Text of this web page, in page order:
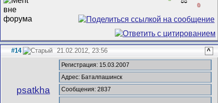
0
#14 21.02.2012, 23:56 ^
psatkha
Регистрация: 15.03.2007
Адрес: Баталпашинск
Сообщения: 2837